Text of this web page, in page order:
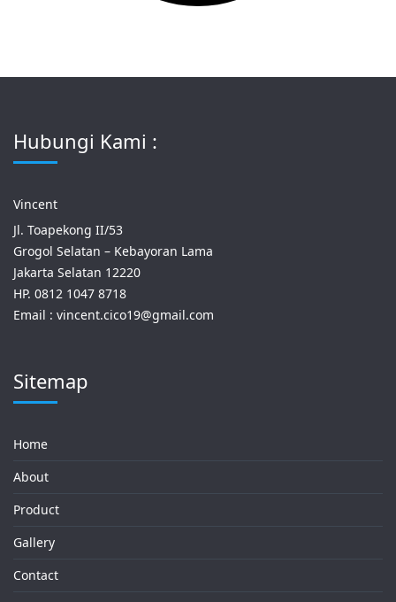
Hubungi Kami :
Vincent
Jl. Toapekong II/53
Grogol Selatan – Kebayoran Lama
Jakarta Selatan 12220
HP. 0812 1047 8718
Email : vincent.cico19@gmail.com
Sitemap
Home
About
Product
Gallery
Contact